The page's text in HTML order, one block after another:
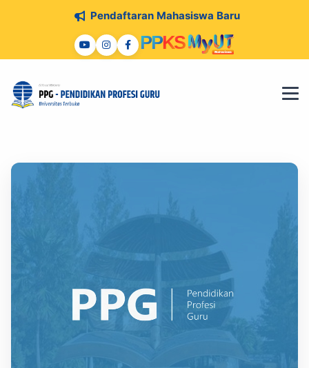
Pendaftaran Mahasiswa Baru
PPKS